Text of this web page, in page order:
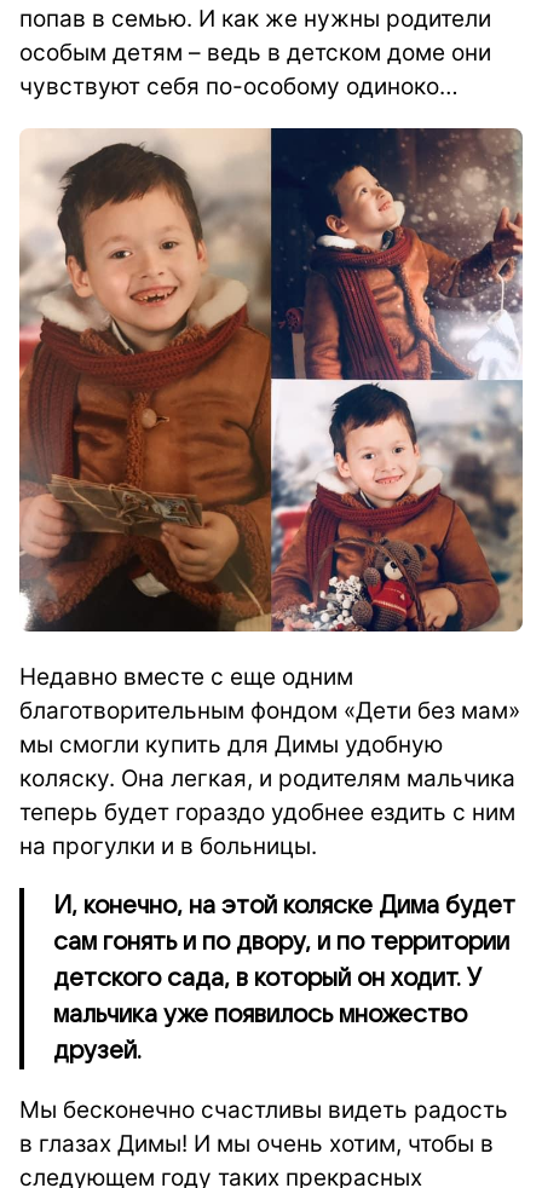
попав в семью. И как же нужны родители
особым детям – ведь в детском доме они
чувствуют себя по-особому одиноко…
Недавно вместе с еще одним
благотворительным фондом «Дети без мам»
мы смогли купить для Димы удобную
коляску. Она легкая, и родителям мальчика
теперь будет гораздо удобнее ездить с ним
на прогулки и в больницы.
И, конечно, на этой коляске Дима будет
сам гонять и по двору, и по территории
детского сада, в который он ходит. У
мальчика уже появилось множество
друзей.
Мы бесконечно счастливы видеть радость
в глазах Димы! И мы очень хотим, чтобы в
следующем году таких прекрасных